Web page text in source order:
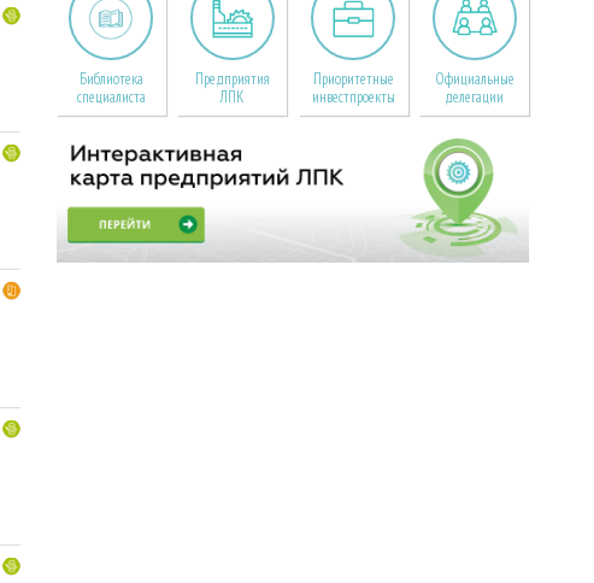
Библиотека
специалиста
Предприятия
ЛПК
Приоритетные
инвестпроекты
Официальные
делегации